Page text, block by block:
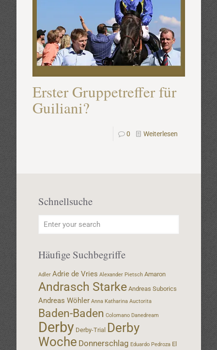
Erster Gruppetreffer für
Guiliani?
0 Weiterlesen
Schnellsuche
Häufige Suchbegriffe
Adler Adrie de Vries Alexander Pietsch Amaron
Andrasch Starke Andreas Suborics
Andreas Wöhler Anna Katharina Auctorita
Baden-Baden Colomano Danedream
Derby Derby-Trial Derby
Woche Donnerschlag Eduardo Pedroza El